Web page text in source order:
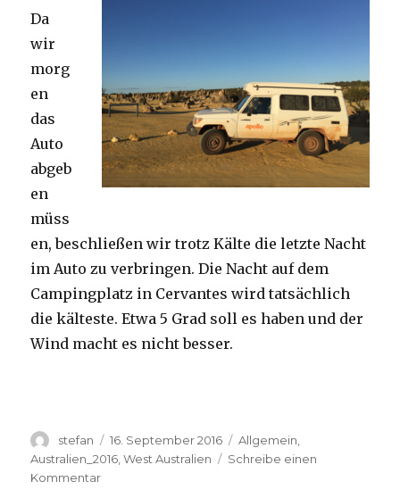
Da
wir
morg
en
das
Auto
abgeb
en
müss
en, beschließen wir trotz Kälte die letzte Nacht
im Auto zu verbringen. Die Nacht auf dem
Campingplatz in Cervantes wird tatsächlich
die kälteste. Etwa 5 Grad soll es haben und der
Wind macht es nicht besser.
Autor
stefan
Veröffentlicht
am
16. September 2016 Kategorien
Allgemein
Australien_2016 ,West Australien
Schreibe einen
Kommentarzu